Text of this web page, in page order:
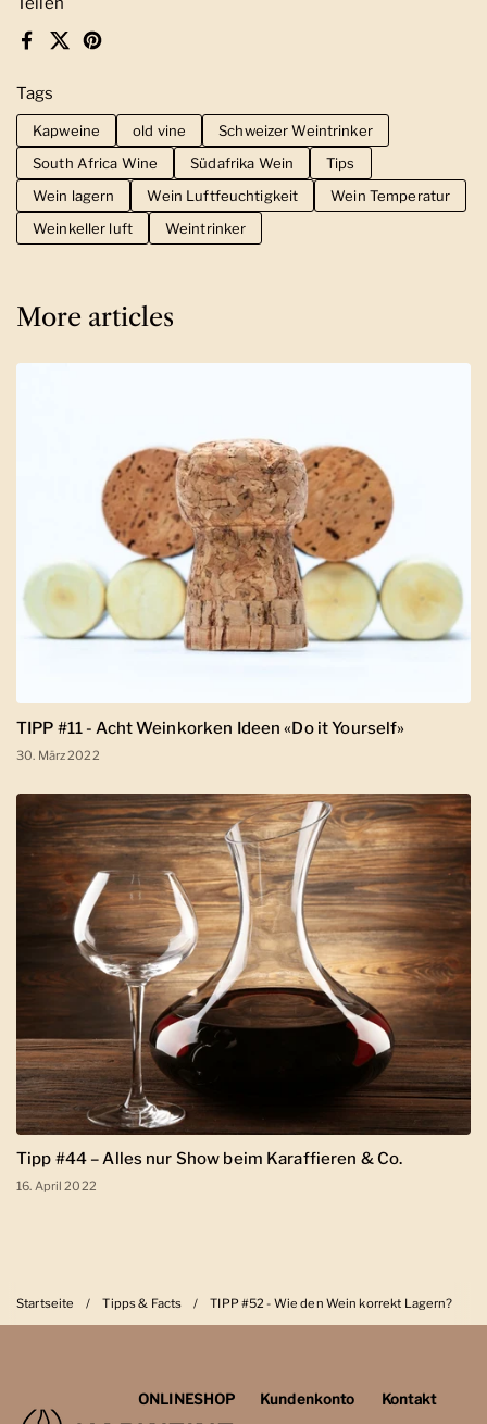
Facebook
X (Twitter)Pinterest
Tags
Kapweine old vine
Schweizer Weintrinker
South Africa Wine
Südafrika Wein
Tips
Wein lagern
Wein Luftfeuchtigkeit
Wein Temperatur
Weinkeller luft
Weintrinker
More articles
TIPP #11 - Acht Weinkorken Ideen «Do it Yourself»
30. März 2022
Tipp #44 – Alles nur Show beim Karaffieren & Co.
16. April 2022
Startseite / Tipps & Facts / TIPP #52 - Wie den Wein korrekt Lagern?
ONLINESHOP
Kundenkonto
Kontakt